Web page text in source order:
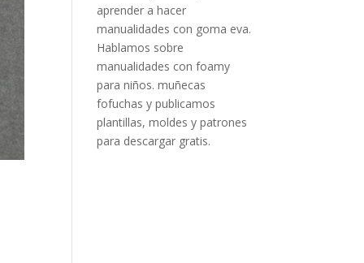
aprender a hacer
manualidades con goma eva.
Hablamos sobre
manualidades con foamy
para niños. muñecas
fofuchas y publicamos
plantillas, moldes y patrones
para descargar gratis.